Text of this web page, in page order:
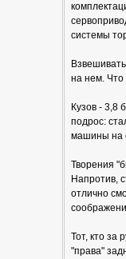
системы
на нем. Что
Кузов - 3,8
подрос:
машины на
Творения
Напротив,
отлично
Тот, кто за
"права"